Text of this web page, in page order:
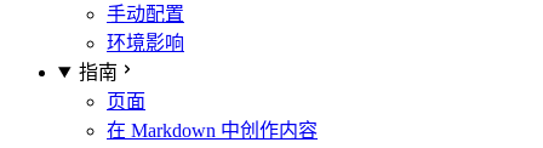
手动配置
环境影响
指南
页面
在 Markdown 中创作内容